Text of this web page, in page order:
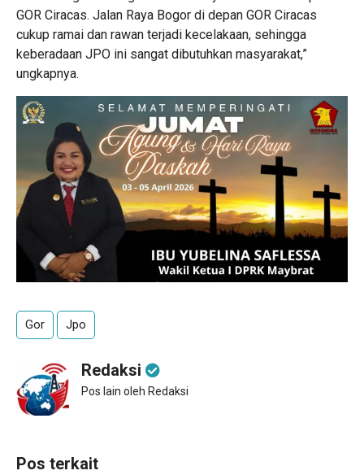
GOR Ciracas. Jalan Raya Bogor di depan GOR Ciracas
cukup ramai dan rawan terjadi kecelakaan, sehingga
keberadaan JPO ini sangat dibutuhkan masyarakat,”
ungkapnya.
Gor Jpo
Redaksi
Pos lain oleh Redaksi
Pos terkait